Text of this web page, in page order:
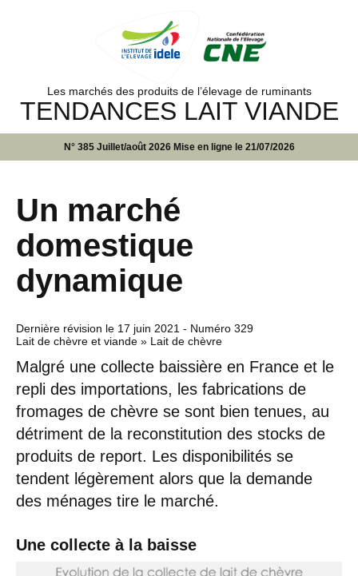
Les marchés des produits de l’élevage de ruminants
TENDANCES LAIT VIANDE
N° 385 Juillet/août 2026 Mise en ligne le 21/07/2026
Un marché
domestique
dynamique
Dernière révision le 17 juin 2021 - Numéro 329
Lait de chèvre et viande » Lait de chèvre
Malgré une collecte baissière en France et le
repli des importations, les fabrications de
fromages de chèvre se sont bien tenues, au
détriment de la reconstitution des stocks de
produits de report. Les disponibilités se
tendent légèrement alors que la demande
des ménages tire le marché.
Une collecte à la baisse